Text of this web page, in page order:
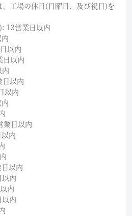
工場の休日(日曜日、及び祝日)を
13営業日以内
以内
以内
以内
以内
日以内
内
以内
内
内
内